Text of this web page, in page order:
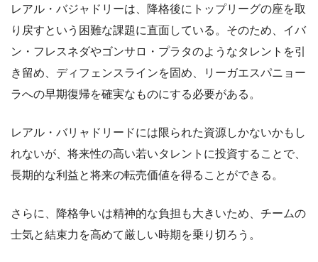
レアル・バジャドリーは、降格後にトップリーグの座を取
り戻すという困難な課題に直面している。そのため、イバ
ン・フレスネダやゴンサロ・プラタのようなタレントを引
き留め、ディフェンスラインを固め、リーガエスパニョー
ラへの早期復帰を確実なものにする必要がある。
レアル・バリャドリードには限られた資源しかないかもし
れないが、将来性の高い若いタレントに投資することで、
長期的な利益と将来の転売価値を得ることができる。
さらに、降格争いは精神的な負担も大きいため、チームの
士気と結束力を高めて厳しい時期を乗り切ろう。